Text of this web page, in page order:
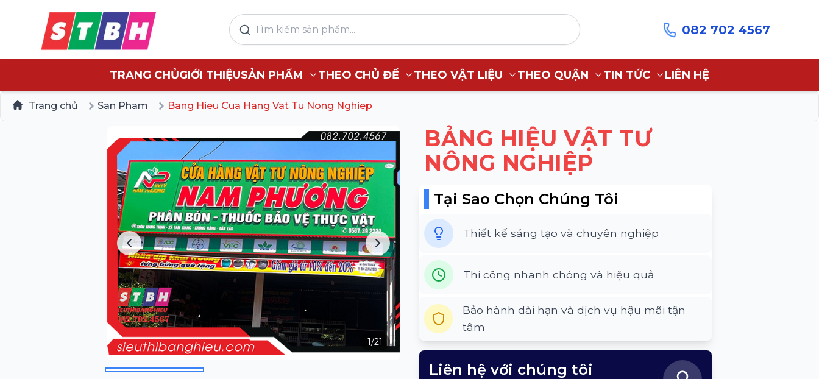
082 702 4567
TRANG CHỦGIỚI THIỆUSẢN PHẨM THEO CHỦ ĐỀ THEO VẬT LIỆU THEO QUẬN TIN TỨC LIÊN HỆ
Trang chủ San Pham Bang Hieu Cua Hang Vat Tu Nong Nghiep
BẢNG HIỆU VẬT TƯ
NÔNG NGHIỆP
Tại Sao Chọn Chúng Tôi
Thiết kế sáng tạo và chuyên nghiệp
Thi công nhanh chóng và hiệu quả
Bảo hành dài hạn và dịch vụ hậu mãi tận
tâm
Liên hệ với chúng tôi
1/21